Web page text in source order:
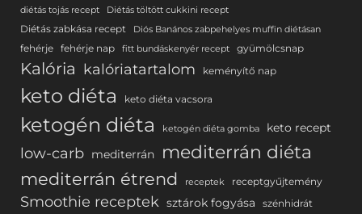
diétás tojás recept Diétás töltött cukkini recept
Diétás zabkása recept Diós Banános zabpehelyes muffin diétásan
fehérje fehérje nap fitt bundáskenyér recept gyümölcsnap
Kalória kalóriatartalom keményítő nap
keto diéta keto diéta vacsora
ketogén diéta ketogén diéta gomba keto recept
low-carb mediterrán mediterrán diéta
mediterrán étrend receptek receptgyűjtemény
Smoothie receptek sztárok fogyása
szénhidrát